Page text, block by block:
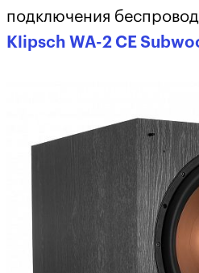
подключения
Klipsch WA-2 CE